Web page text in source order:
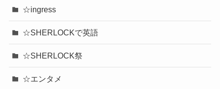
☆ingress
☆SHERLOCKで英語
☆SHERLOCK祭
☆エンタメ